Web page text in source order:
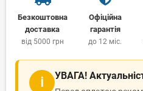
Безкоштовна
доставка
від 5000 грн
Офіційна
гарантія
до 12 міс.
ℹ УВАГА!